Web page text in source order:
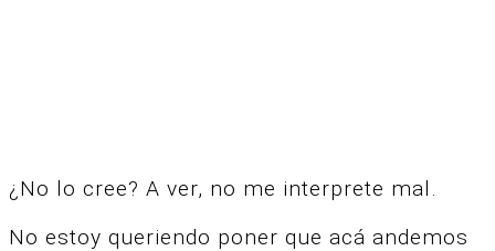
¿No lo cree? A ver, no me interprete mal.
No estoy queriendo poner que acá andemos